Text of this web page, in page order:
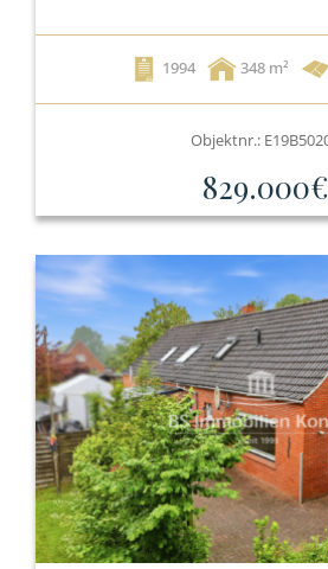
1994 348
Objektnr.:
829.000€